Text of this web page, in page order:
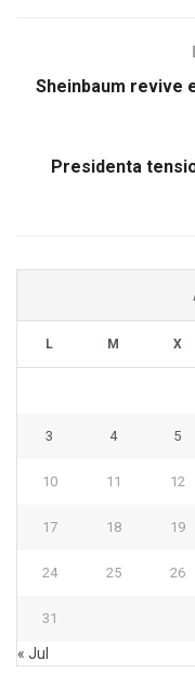
Sheinbaum revive
Presidenta
L M X
3 4 5
10 11 12
17 18 19
24 25 26
31
« Jul